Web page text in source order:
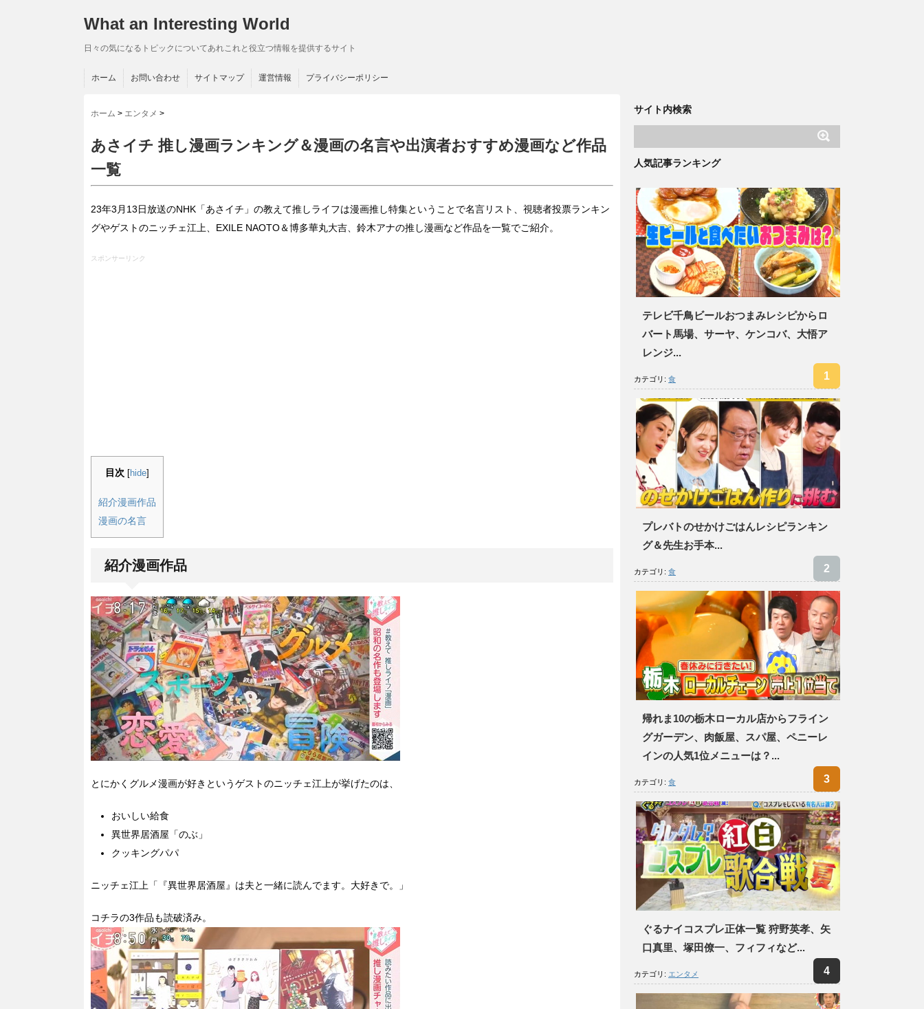
What an Interesting World
日々の気になるトピックについてあれこれと役立つ情報を提供するサイト
ホーム お問い合わせ サイトマップ 運営情報 プライバシーポリシー
ホーム > エンタメ >
あさイチ 推し漫画ランキング＆漫画の名言や出演者おすすめ漫画など作品
一覧
23年3月13日放送のNHK「あさイチ」の教えて推しライフは漫画推し特集ということで名言リスト、視聴者投票ランキン
グやゲストのニッチェ江上、EXILE NAOTO＆博多華丸大吉、鈴木アナの推し漫画など作品を一覧でご紹介。
スポンサーリンク
目次 [hide]
紹介漫画作品
漫画の名言
紹介漫画作品
とにかくグルメ漫画が好きというゲストのニッチェ江上が挙げたのは、
おいしい給食
異世界居酒屋「のぶ」
クッキングパパ
ニッチェ江上「『異世界居酒屋』は夫と一緒に読んでます。大好きで。」
コチラの3作品も読破済み。
サイト内検索
人気記事ランキング
テレビ千鳥ビールおつまみレシピからロ
バート馬場、サーヤ、ケンコバ、大悟ア
レンジ...
カテゴリ: 食
プレバトのせかけごはんレシピランキン
グ＆先生お手本...
カテゴリ: 食
帰れま10の栃木ローカル店からフライン
グガーデン、肉飯屋、スパ屋、ペニーレ
インの人気1位メニューは？...
カテゴリ: 食
ぐるナイコスプレ正体一覧 狩野英孝、矢
口真里、塚田僚一、フィフィなど...
カテゴリ: エンタメ